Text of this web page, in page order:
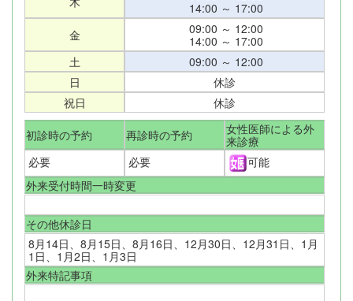
14:00 ～ 17:00
金
09:00 ～ 12:00
14:00 ～ 17:00
土
09:00 ～ 12:00
日
休診
祝日
休診
初診時の予約 再診時の予約
女性医師による外
来診療
必要
必要
可能
外来受付時間一時変更
その他休診日
8月14日、8月15日、8月16日、12月30日、12月31日、1月
1日、1月2日、1月3日
外来特記事項